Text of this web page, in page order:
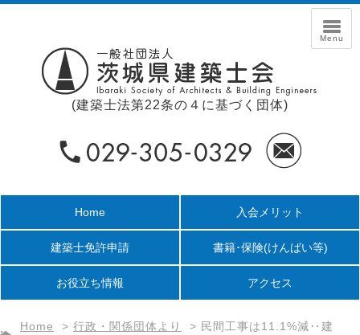
(建築士法第22条の４に基づく団体)
Home 入会メリット
建築士免許申請 書籍･保険(けんばい等)
お役立ち情報 アクセス
Home > 行政・関係団体より > 民間工事は11.1%減‥建